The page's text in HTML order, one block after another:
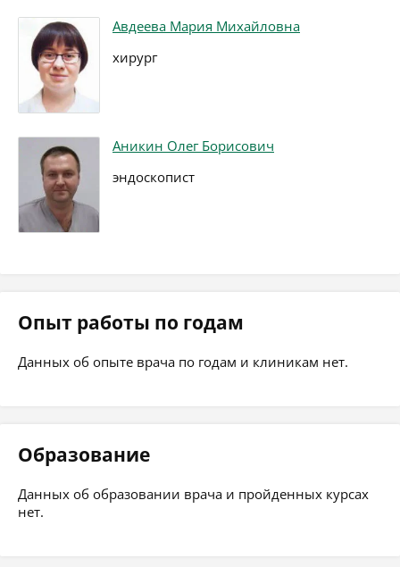
Авдеева Мария Михайловна
хирург
Аникин Олег Борисович
эндоскопист
Опыт работы по годам
Данных об опыте врача по годам и клиникам нет.
Образование
Данных об образовании врача и пройденных курсах
нет.